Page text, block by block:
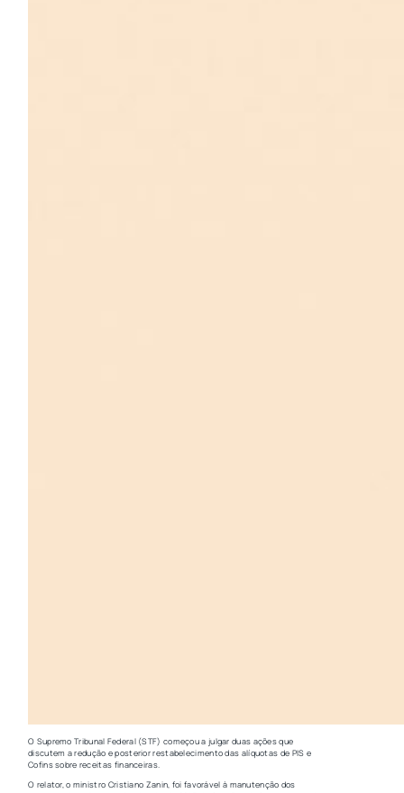
O Supremo Tribunal Federal (STF) começou a julgar duas ações que
discutem a redução e posterior restabelecimento das alíquotas de PIS e
Cofins sobre receitas financeiras.
O relator, o ministro Cristiano Zanin, foi favorável à manutenção dos